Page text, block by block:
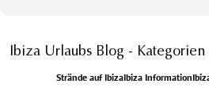
Ibiza Urlaubs Blog - Kategorien
Strände auf IbizaIbiza Information